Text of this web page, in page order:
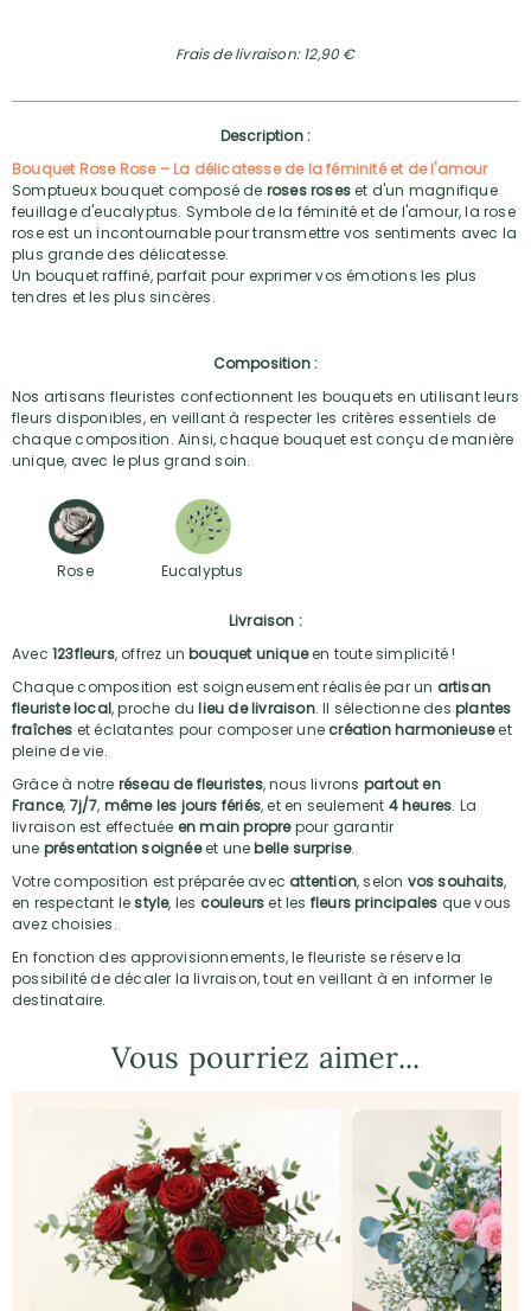
Frais de livraison: 12,90 €
Description :
Bouquet Rose Rose – La délicatesse de la féminité et de l'amour
Somptueux bouquet composé de roses roseset d'un magnifique
feuillage d'eucalyptus. Symbole de la féminité et de l'amour, la rose
rose est un incontournable pour transmettre vos sentiments avec la
plus grande des délicatesse.
Un bouquet raffiné, parfait pour exprimer vos émotions les plus
tendres et les plus sincères.
Composition :
Nos artisans fleuristes confectionnent les bouquets en utilisant leurs
fleurs disponibles, en veillant à respecter les critères essentiels de
chaque composition. Ainsi, chaque bouquet est conçu de manière
unique, avec le plus grand soin.
Rose Eucalyptus
Livraison :
Avec 123fleurs, offrez unbouquet uniqueen toute simplicité !
Chaque composition est soigneusement réalisée par un artisan
fleuriste local, proche dulieu de livraison. Il sélectionne desplantes
fraîches et éclatantes pour composer une création harmonieuseet
pleine de vie.
Grâce à notre réseau de fleuristes, nous livrons partout en
France, 7j/7, même les jours fériés, et en seulement 4 heures. La
livraison est effectuée en main proprepour garantir
une présentation soignéeet unebelle surprise.
Votre composition est préparée avec attention, selon vos souhaits,
en respectant lestyle, les couleurset les fleurs principales que vous
avez choisies.
En fonction des approvisionnements, le fleuriste se réserve la
possibilité de décaler la livraison, tout en veillant à en informer le
destinataire.
Vous pourriez aimer...